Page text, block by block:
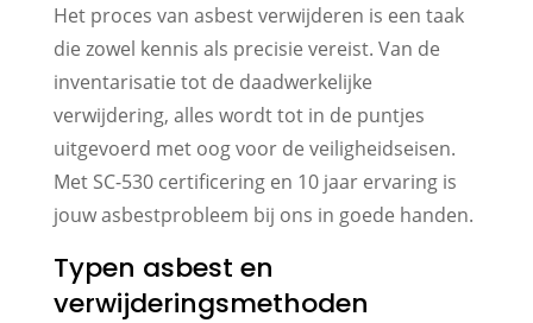
Het proces van asbest verwijderen is een taak
die zowel kennis als precisie vereist. Van de
inventarisatie tot de daadwerkelijke
verwijdering, alles wordt tot in de puntjes
uitgevoerd met oog voor de veiligheidseisen.
Met SC-530 certificering en 10 jaar ervaring is
jouw asbestprobleem bij ons in goede handen.
Typen asbest en
verwijderingsmethoden